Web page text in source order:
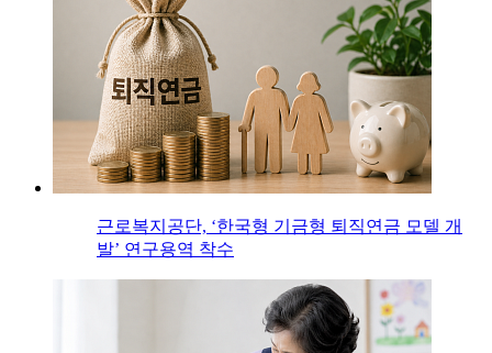
근로복지공단, ‘한국형 기금형 퇴직연금 모델 개
발’ 연구용역 착수